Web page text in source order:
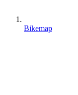
Bikemap